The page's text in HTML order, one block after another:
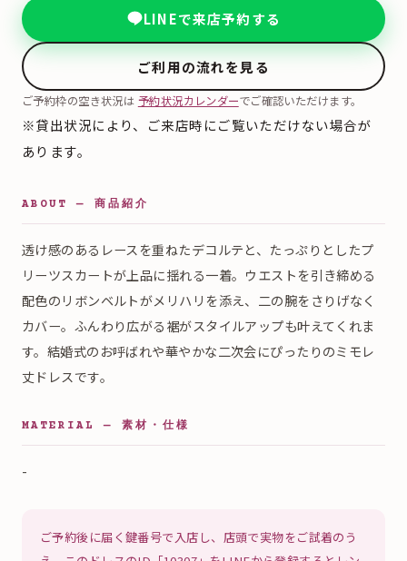
LINEで来店予約する
ご利用の流れを見る
ご予約枠の空き状況は 予約状況カレンダーでご確認いただけます。
※貸出状況により、ご来店時にご覧いただけない場合が
あります。
ABOUT — 商品紹介
透け感のあるレースを重ねたデコルテと、たっぷりとしたプ
リーツスカートが上品に揺れる一着。ウエストを引き締める
配色のリボンベルトがメリハリを添え、二の腕をさりげなく
カバー。ふんわり広がる裾がスタイルアップも叶えてくれま
す。結婚式のお呼ばれや華やかな二次会にぴったりのミモレ
丈ドレスです。
MATERIAL — 素材・仕様
-
ご予約後に届く鍵番号で入店し、店頭で実物をご試着のう